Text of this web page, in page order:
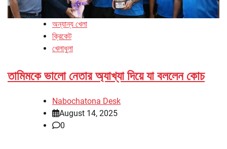
অন্যান্য খেলা
ক্রিকেট
খেলাধুলা
তামিমকে ভালো নেতার অ্যাখ্যা দিয়ে যা বললেন কোচ
Nabochatona Desk
August 14, 2025
0